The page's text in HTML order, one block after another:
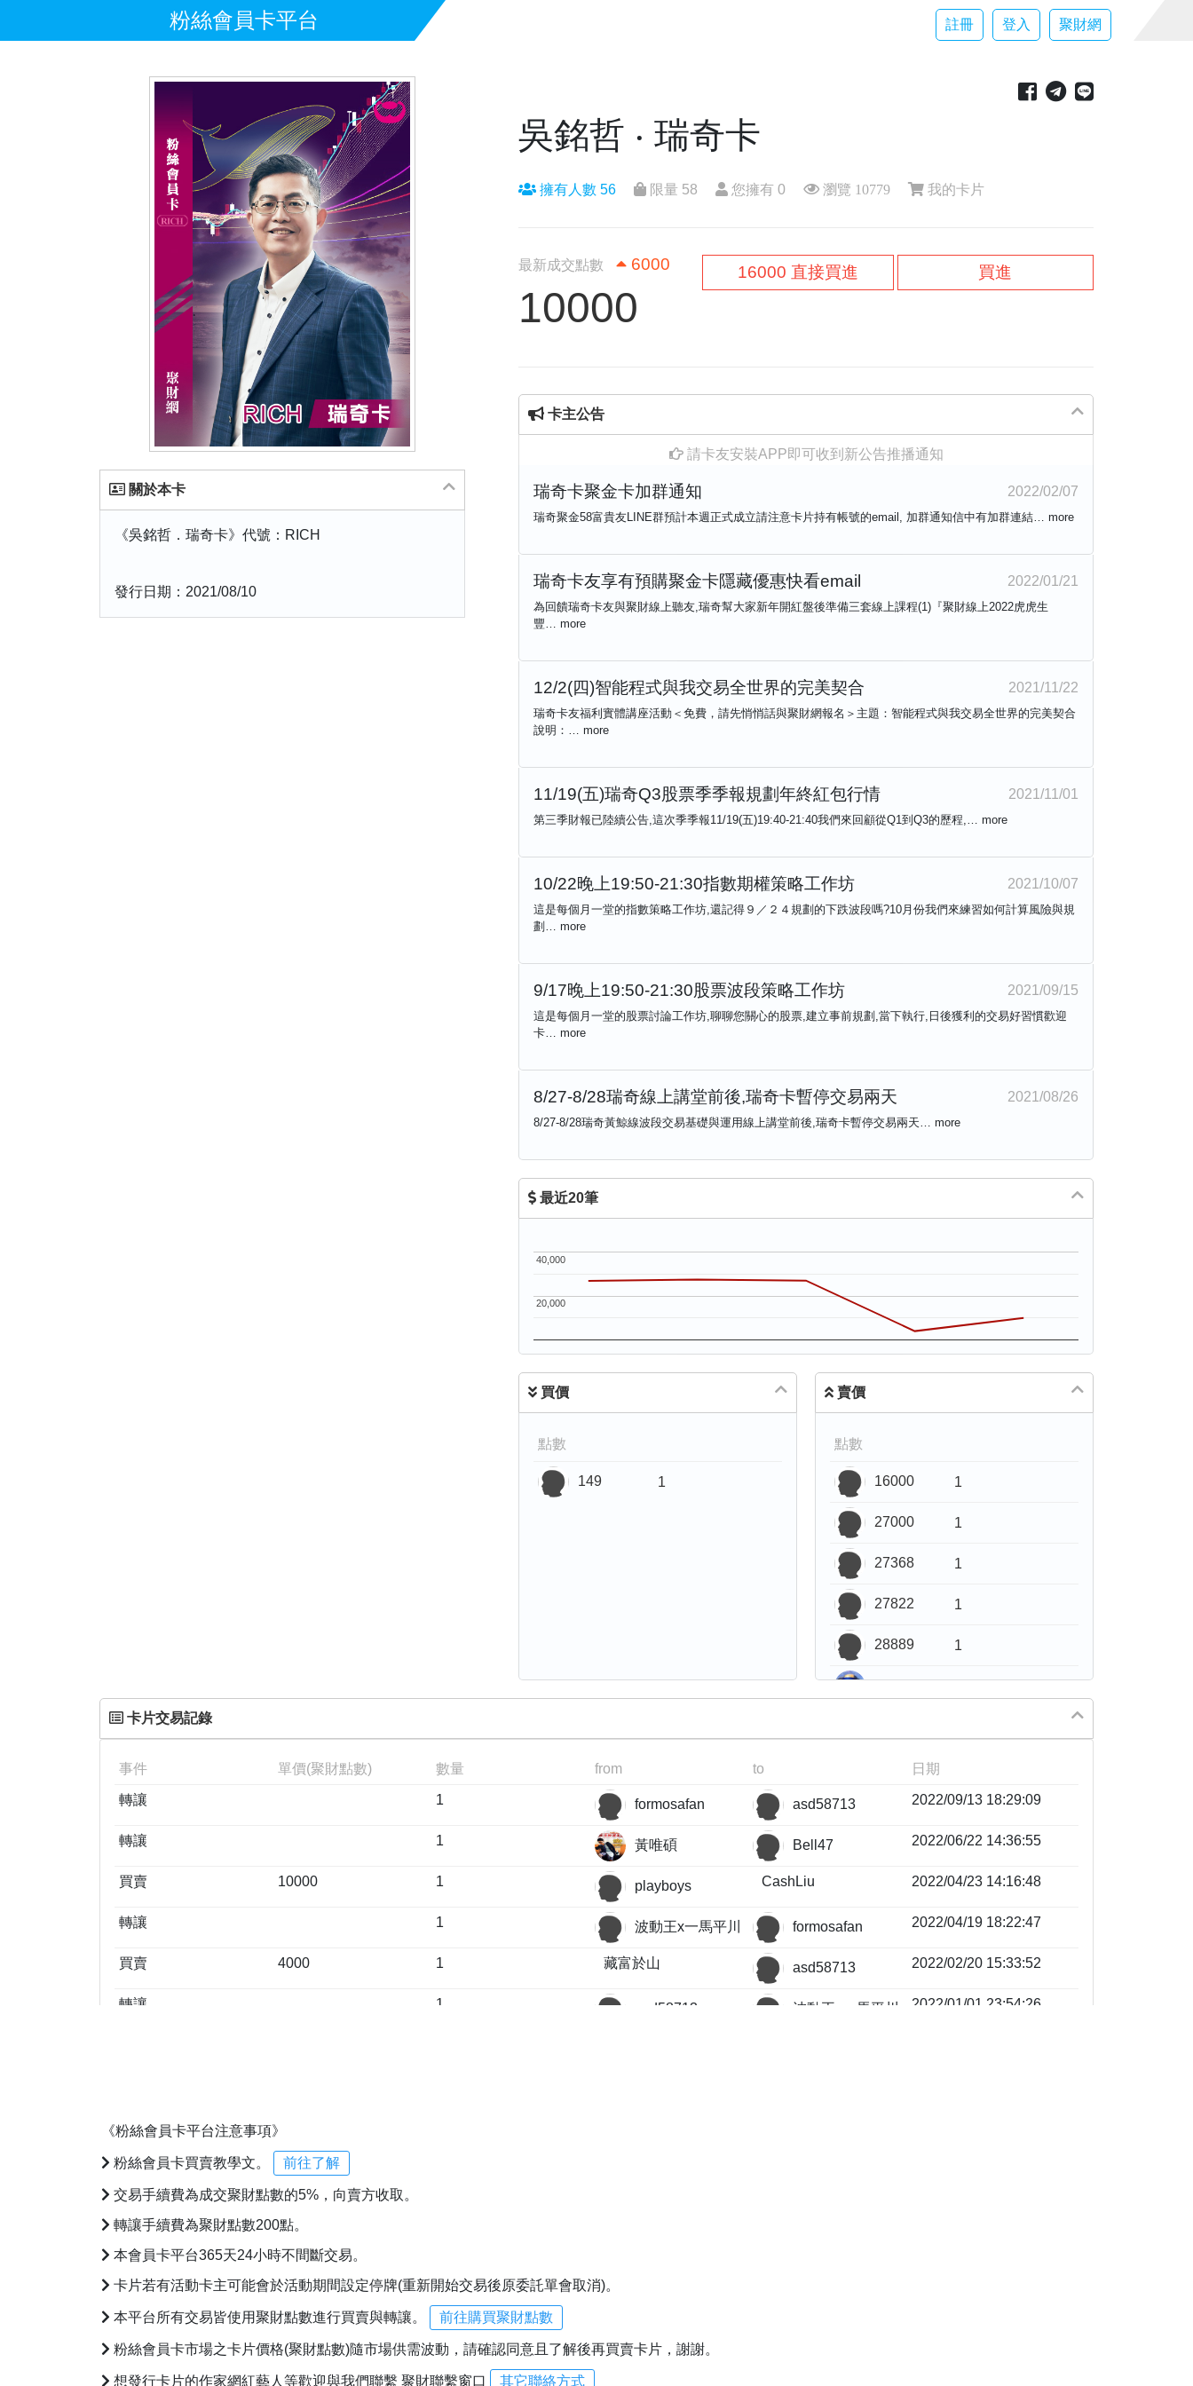
粉絲會員卡平台 註冊 登入 聚財網
吳銘哲 ‧ 瑞奇卡
擁有人數 56 限量 58 您擁有 0 瀏覽 10779 我的卡片
最新成交點數 6000
10000
16000 直接買進 買進
卡主公告
請卡友安裝APP即可收到新公告推播通知
瑞奇卡聚金卡加群通知 2022/02/07
瑞奇聚金58富貴友LINE群預計本週正式成立請注意卡片持有帳號的email, 加群通知信中有加群連結… more
瑞奇卡友享有預購聚金卡隱藏優惠快看email 2022/01/21
為回饋瑞奇卡友與聚財線上聽友,瑞奇幫大家新年開紅盤後準備三套線上課程(1)『聚財線上2022虎虎生
豐… more
12/2(四)智能程式與我交易全世界的完美契合 2021/11/22
瑞奇卡友福利實體講座活動＜免費，請先悄悄話與聚財網報名＞主題：智能程式與我交易全世界的完美契合
說明：… more
11/19(五)瑞奇Q3股票季季報規劃年終紅包行情 2021/11/01
第三季財報已陸續公告,這次季季報11/19(五)19:40-21:40我們來回顧從Q1到Q3的歷程,… more
10/22晚上19:50-21:30指數期權策略工作坊 2021/10/07
這是每個月一堂的指數策略工作坊,還記得９／２４規劃的下跌波段嗎?10月份我們來練習如何計算風險與規
劃… more
9/17晚上19:50-21:30股票波段策略工作坊 2021/09/15
這是每個月一堂的股票討論工作坊,聊聊您關心的股票,建立事前規劃,當下執行,日後獲利的交易好習慣歡迎
卡… more
8/27-8/28瑞奇線上講堂前後,瑞奇卡暫停交易兩天 2021/08/26
8/27-8/28瑞奇黃鯨線波段交易基礎與運用線上講堂前後,瑞奇卡暫停交易兩天… more
最近20筆
20,000
40,000
買價
點數
149 1
賣價
點數
16000 1
27000 1
27368 1
27822 1
28889 1
33000
85000
關於本卡
《吳銘哲．瑞奇卡》代號：RICH
發行日期：2021/08/10
卡片交易記錄
事件 單價(聚財點數) 數量 from to 日期
轉讓 1 formosafan asd58713 2022/09/13 18:29:09
轉讓 1 黃唯碩 Bell47 2022/06/22 14:36:55
買賣 10000 1 playboys CashLiu 2022/04/23 14:16:48
轉讓 1 波動王x一馬平川 formosafan 2022/04/19 18:22:47
買賣 4000 1 藏富於山 asd58713 2022/02/20 15:33:52
轉讓 1 asd58713 波動王x一馬平川 2022/01/01 23:54:26
買賣 27500
買賣 26889
《粉絲會員卡平台注意事項》
粉絲會員卡買賣教學文。 前往了解
交易手續費為成交聚財點數的5%，向賣方收取。
轉讓手續費為聚財點數200點。
本會員卡平台365天24小時不間斷交易。
卡片若有活動卡主可能會於活動期間設定停牌(重新開始交易後原委託單會取消)。
本平台所有交易皆使用聚財點數進行買賣與轉讓。 前往購買聚財點數
粉絲會員卡市場之卡片價格(聚財點數)隨市場供需波動， 請確認同意且了解後再買賣卡片，謝謝。
想發行卡片的作家網紅藝人等歡迎與我們聯繫 聚財聯繫窗口 其它聯絡方式